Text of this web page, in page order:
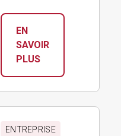
EN
SAVOIR
PLUS:
NORMAND
PRODUITS
ENTREPRISE